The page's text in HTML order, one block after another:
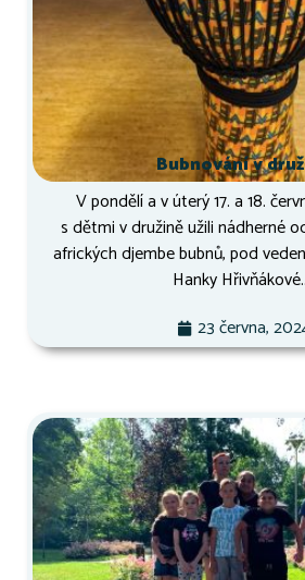
Bubnování v
V pondělí a v úterý 17. a 18.
s dětmi v družině užili nádherné
afrických djembe bubnů, pod
Hanky
23 června,